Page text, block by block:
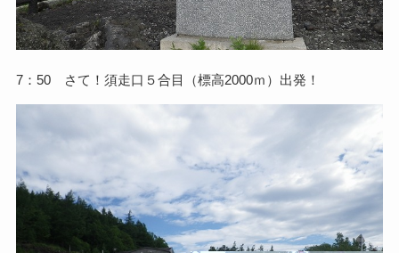
7：50 さて！須走口５合目（標高2000ｍ）出発！